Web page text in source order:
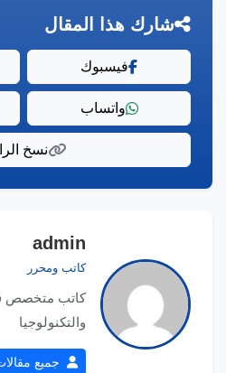
شارك هذا المقال
فيسبوك
واتساب
نسخ
admin
كاتب ومحرر
كاتب متخصص
والتكنولوجيا
جميع